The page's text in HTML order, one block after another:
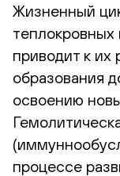
Жизненный
теплокровных
приводит к их
образования
освоению
процессе